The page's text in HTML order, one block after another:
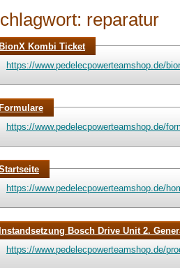
reparatur
BionX Kombi Ticket
https://www.pedelecpowerteamshop.de/
Formulare
https://www.pedelecpowerteamshop.de/
https://www.pedelecpowerteamshop.de/
Instandsetzung Bosch Drive Unit 2.
https://www.pedelecpowerteamshop.de/